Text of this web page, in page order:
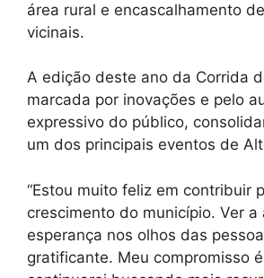
área rural e encascalhamento
vicinais.
A edição deste ano da Corrida
marcada por inovações e pelo
expressivo do público,
um dos principais eventos de
“Estou muito feliz em contribuir
crescimento do município. Ver a
esperança nos olhos das
gratificante. Meu compromisso